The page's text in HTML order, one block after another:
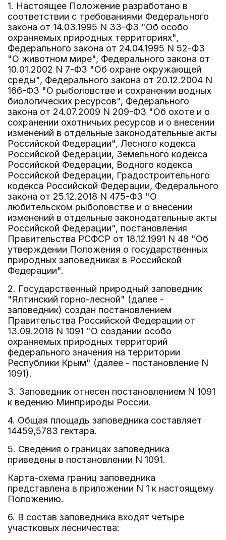
1. Настоящее Положение разработано в
соответствии с требованиями Федерального
закона от 14.03.1995 N 33-ФЗ "Об особо
охраняемых природных территориях",
Федерального закона от 24.04.1995 N 52-ФЗ
"О животном мире", Федерального закона от
10.01.2002 N 7-ФЗ "Об охране окружающей
среды", Федерального закона от 20.12.2004 N
166-ФЗ "О рыболовстве и сохранении водных
биологических ресурсов", Федерального
закона от 24.07.2009 N 209-ФЗ "Об охоте и о
сохранении охотничьих ресурсов и о внесении
изменений в отдельные законодательные акты
Российской Федерации", Лесного кодекса
Российской Федерации, Земельного кодекса
Российской Федерации, Водного кодекса
Российской Федерации, Градостроительного
кодекса Российской Федерации, Федерального
закона от 25.12.2018 N 475-ФЗ "О
любительском рыболовстве и о внесении
изменений в отдельные законодательные акты
Российской Федерации", постановления
Правительства РСФСР от 18.12.1991 N 48 "Об
утверждении Положения о государственных
природных заповедниках в Российской
Федерации".
2. Государственный природный заповедник
"Ялтинский горно-лесной" (далее -
заповедник) создан постановлением
Правительства Российской Федерации от
13.09.2018 N 1091 "О создании особо
охраняемых природных территорий
федерального значения на территории
Республики Крым" (далее - постановление N
1091).
3. Заповедник отнесен постановлением N 1091
к ведению Минприроды России.
4. Общая площадь заповедника составляет
14459,5783 гектара.
5. Сведения о границах заповедника
приведены в постановлении N 1091.
Карта-схема границ заповедника
представлена в приложении N 1 к настоящему
Положению.
6. В состав заповедника входят четыре
участковых лесничества: